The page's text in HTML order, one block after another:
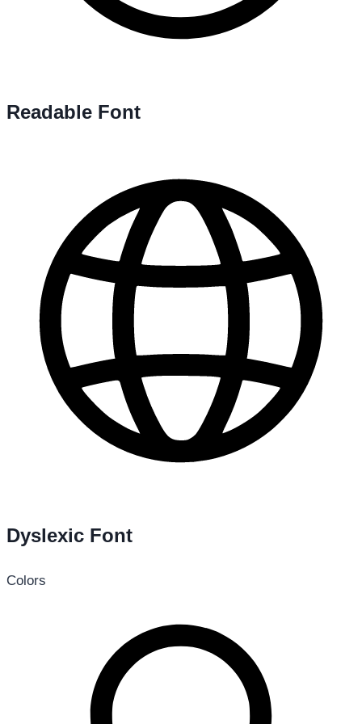
Readable Font
Dyslexic Font
Colors